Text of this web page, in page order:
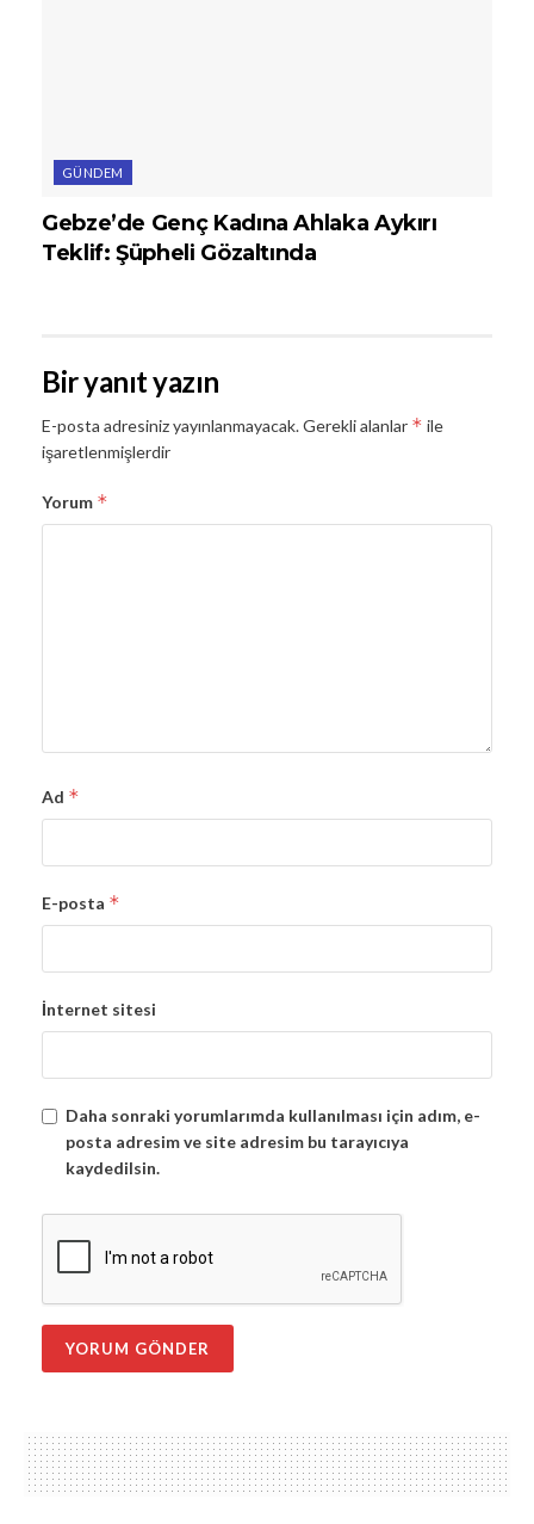
GÜNDEM
Gebze’de Genç Kadına Ahlaka Aykırı
Teklif: Şüpheli Gözaltında
Bir yanıt yazın
E-posta adresiniz yayınlanmayacak.Gerekli alanlar * ile
işaretlenmişlerdir
Yorum *
Ad *
E-posta *
İnternet sitesi
Daha sonraki yorumlarımda kullanılması için adım, e-
posta adresim ve site adresim bu tarayıcıya
kaydedilsin.